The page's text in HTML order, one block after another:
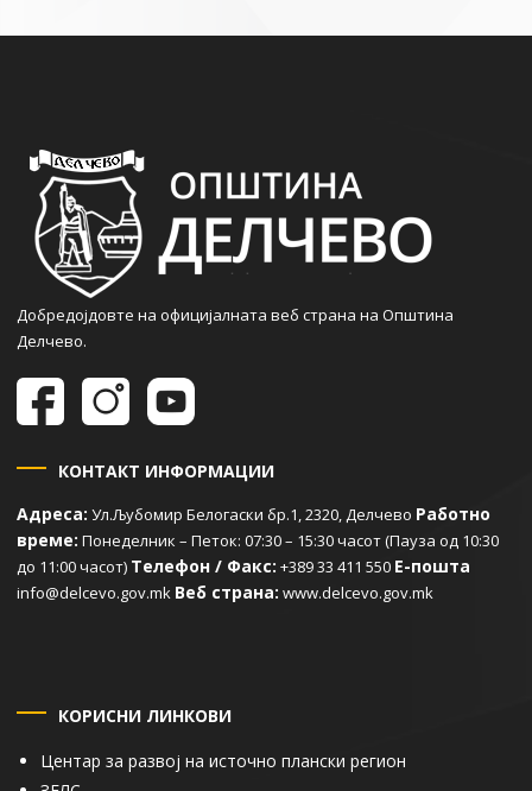
Добредојдовте на официјалната веб страна на Општина
Делчево.
КОНТАКТ ИНФОРМАЦИИ
Адреса: Ул.Љубомир Белогаски бр.1, 2320, Делчево Работно
време: Понеделник – Петок: 07:30 – 15:30 часот (Пауза од 10:30
до 11:00 часот) Телефон / Факс: +389 33 411 550 Е-пошта
info@delcevo.gov.mk Веб страна: www.delcevo.gov.mk
КОРИСНИ ЛИНКОВИ
Центар за развој на источно плански регион